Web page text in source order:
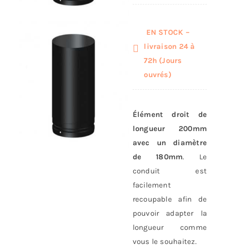
EN STOCK –
livraison 24 à
72h (Jours
ouvrés)
Élément droit de
longueur 200mm
avec un diamètre
de 180mm. Le
conduit est
facilement
recoupable afin de
pouvoir adapter la
longueur comme
vous le souhaitez.